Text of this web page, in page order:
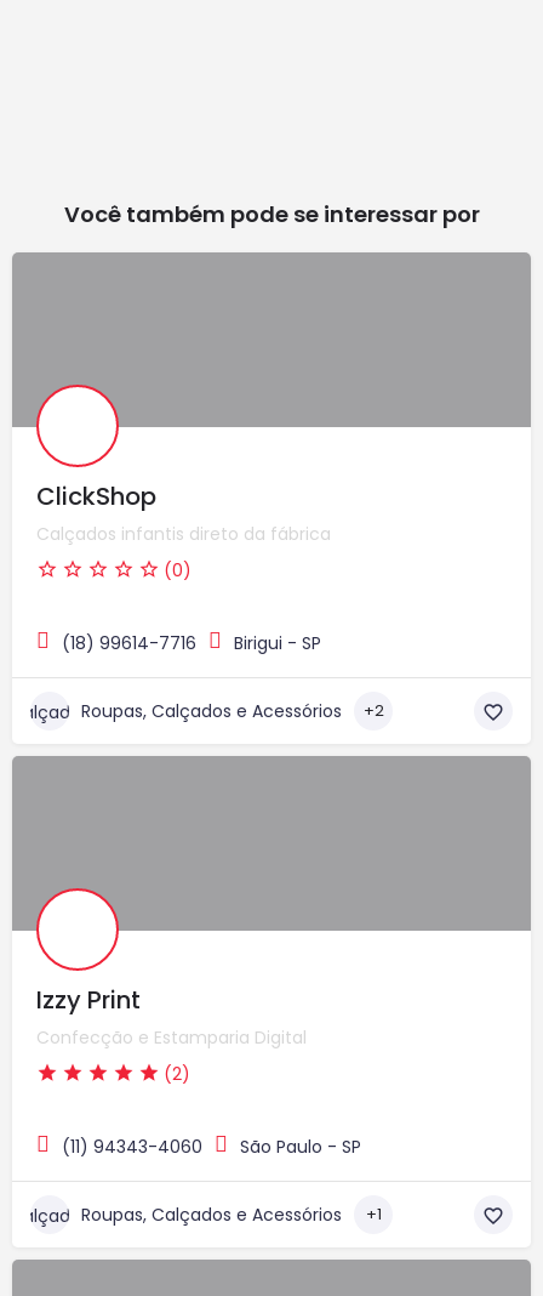
Você também pode se interessar por
ClickShop
Calçados infantis direto da fábrica
(0)
(18) 99614-7716 Birigui - SP
Roupas, Calçados e Acessórios +2
Izzy Print
Confecção e Estamparia Digital
(2)
(11) 94343-4060 São Paulo - SP
Roupas, Calçados e Acessórios +1